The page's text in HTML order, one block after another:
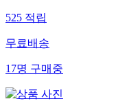
525적립
무료배송
17명구매중